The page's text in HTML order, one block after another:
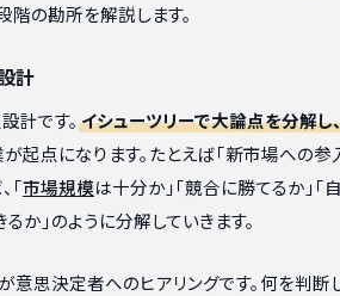
階の勘所を解説します。
計
計です。 イシューツリーで大論点を分解し
起点になります。たとえば「新市場への参
「市場規模は十分か」「競合に勝てるか」「
か」のように分解していきます。
意思決定者へのヒアリングです。何を判断